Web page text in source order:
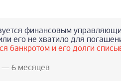
финансовым
его не хватило для
банкротом и его долги
— 6 месяцев